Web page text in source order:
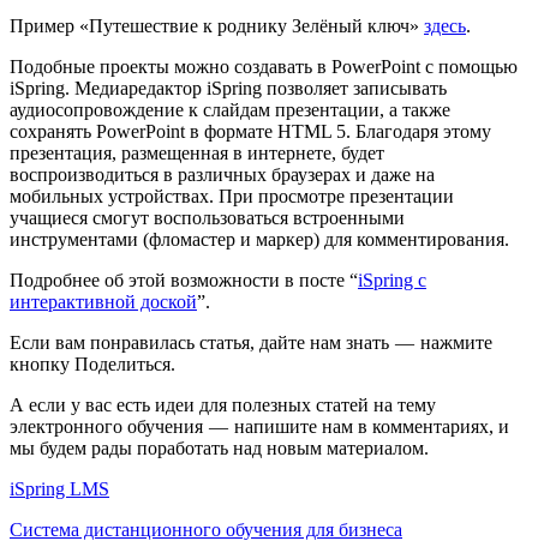
Пример «Путешествие к роднику Зелёный ключ» здесь.
Подобные проекты можно создавать в PowerPoint с помощью
iSpring. Медиаредактор iSpring позволяет записывать
аудиосопровождение к слайдам презентации, а также
сохранять PowerPoint в формате HTML 5. Благодаря этому
презентация, размещенная в интернете, будет
воспроизводиться в различных браузерах и даже на
мобильных устройствах. При просмотре презентации
учащиеся смогут воспользоваться встроенными
инструментами (фломастер и маркер) для комментирования.
Подробнее об этой возможности в посте “iSpring с
интерактивной доской”.
Если вам понравилась статья, дайте нам знать — нажмите
кнопку Поделиться.
А если у вас есть идеи для полезных статей на тему
электронного обучения — напишите нам в комментариях, и
мы будем рады поработать над новым материалом.
iSpring LMS
Система дистанционного обучения для бизнеса